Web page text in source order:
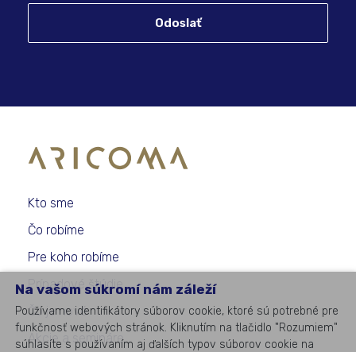
Odoslať
Na vašom súkromí nám záleží
Používame identifikátory súborov cookie, ktoré sú potrebné pre
funkčnosť webových stránok. Kliknutím na tlačidlo "Rozumiem"
súhlasíte s používaním aj ďalších typov súborov cookie na
Kto sme
Čo robíme
Pre koho robíme
Prípadové štúdie
Čo je nové
Akcie a semináre